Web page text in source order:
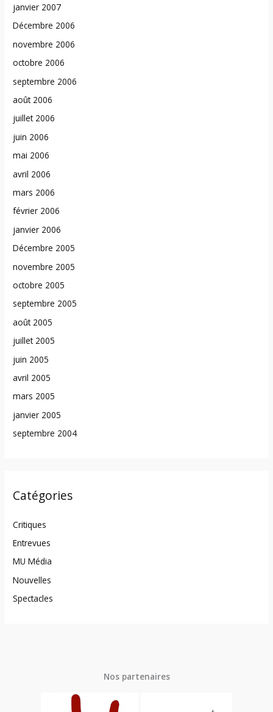
janvier 2007
Décembre 2006
novembre 2006
octobre 2006
septembre 2006
août 2006
juillet 2006
juin 2006
mai 2006
avril 2006
mars 2006
février 2006
janvier 2006
Décembre 2005
novembre 2005
octobre 2005
septembre 2005
août 2005
juillet 2005
juin 2005
avril 2005
mars 2005
janvier 2005
septembre 2004
Catégories
Critiques
Entrevues
MU Média
Nouvelles
Spectacles
Nos partenaires